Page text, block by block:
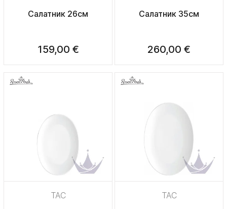
Салатник 26см
159,00 €
Салатник 35см
260,00 €
TAC TAC